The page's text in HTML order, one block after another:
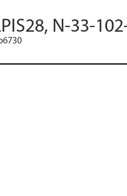
N-33-